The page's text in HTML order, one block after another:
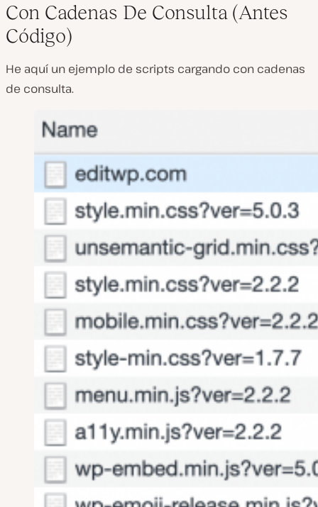
Con Cadenas De Consulta (Antes
Código)
He aquí un ejemplo de scripts cargando con cadenas
de consulta.